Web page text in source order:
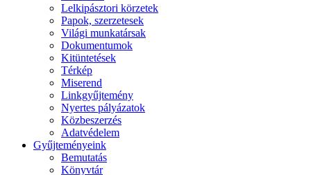
Lelkipásztori körzetek
Papok, szerzetesek
Világi munkatársak
Dokumentumok
Kitüntetések
Térkép
Miserend
Linkgyűjtemény
Nyertes pályázatok
Közbeszerzés
Adatvédelem
Gyűjteményeink
Bemutatás
Könyvtár